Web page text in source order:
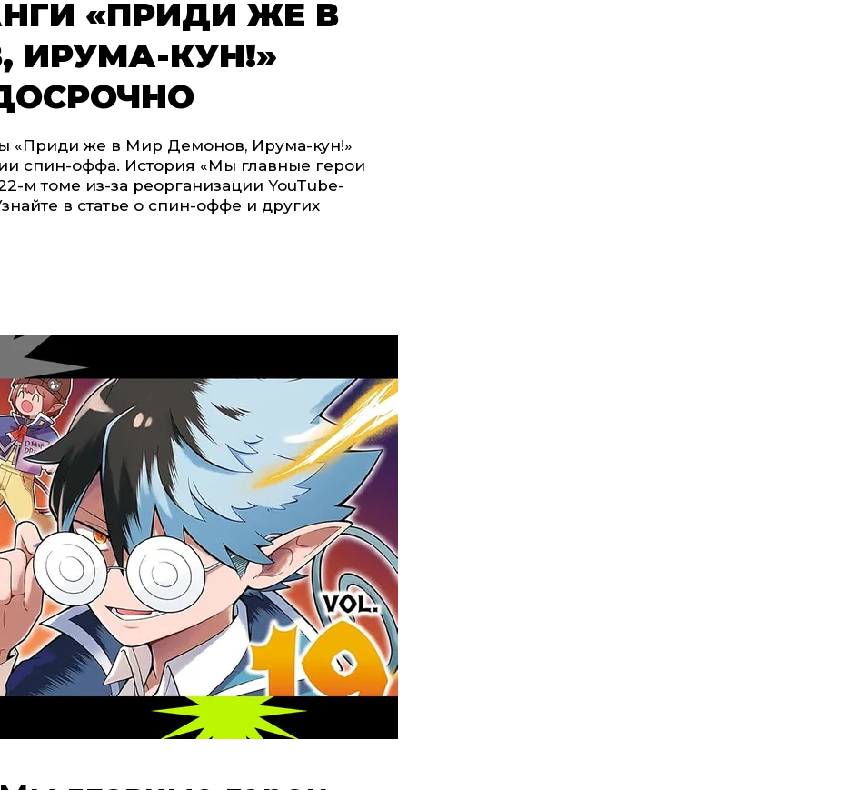
«ПРИДИ ЖЕ В
ИРУМА-КУН!»
«Приди же в Мир Демонов, Ирума-кун!»
спин-оффа. История «Мы главные герои
м томе из-за реорганизации YouTube-
в статье о спин-оффе и других